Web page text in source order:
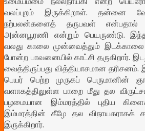
வலப்புறம் இருக்கிறாள். தன்னை
நற்பலன்களைத் தருபவள் என்பதால்
அன்னபூரணி என்றும் பெயருண்டு.
வலது காலை முன்வைத்தும் இடக்காலை
போன்ற பாவனையில் காட்சி தருகிறார்.
வைத்திருப்பது வித்தியாசமான தரிசனம்.
பெயர் பெற்ற முருகப் பெருமானின்
வளாகத்திலுள்ள பாறை மீது தல
பழமையான இம்மரத்தில் புதிய
இம்மரத்தின் கீழே தல விநாயகராகக்
இருக்கிறார்.